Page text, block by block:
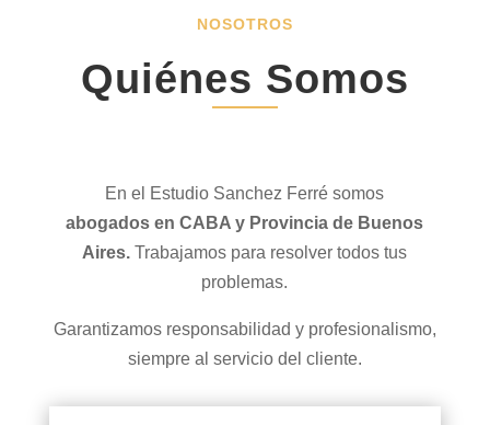
NOSOTROS
Quiénes Somos
En el Estudio Sanchez Ferré somos
abogados en CABA y Provincia de Buenos
Aires. Trabajamos para resolver todos tus
problemas.
Garantizamos responsabilidad y profesionalismo,
siempre al servicio del cliente.